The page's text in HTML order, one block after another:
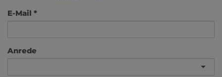
E-Mail
Anrede